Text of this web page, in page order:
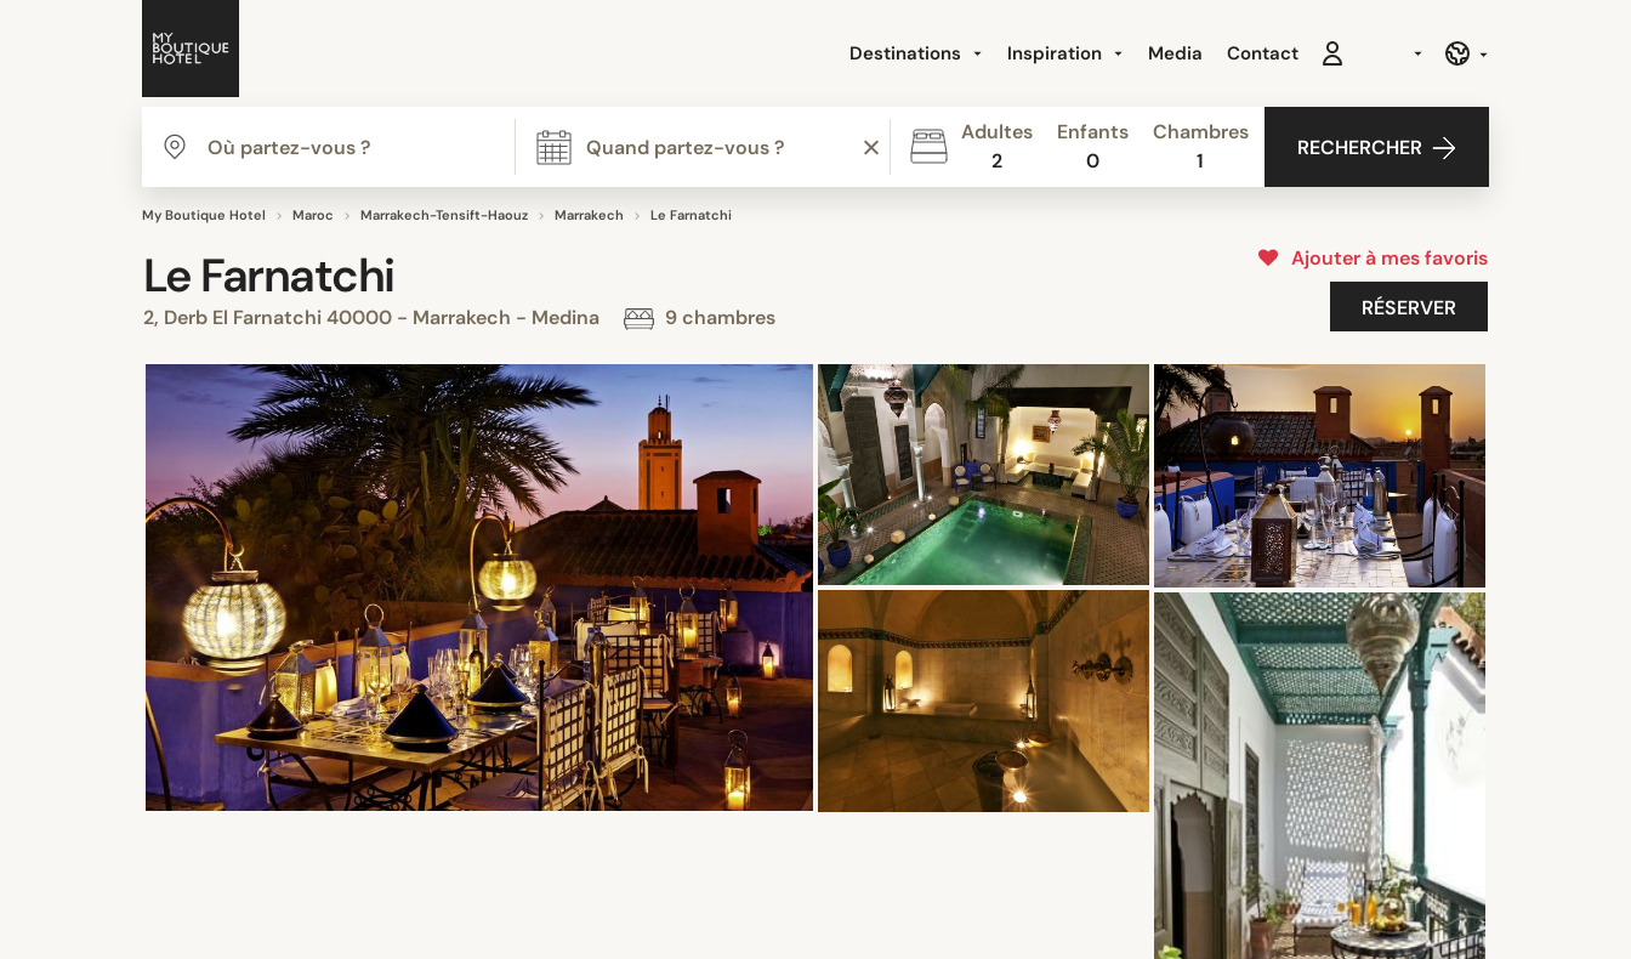
Destinations Inspiration Media Contact
Adultes
2
Enfants
0
Chambres
1
RECHERCHER
My Boutique Hotel Maroc Marrakech-Tensift-Haouz Marrakech Le Farnatchi
Le Farnatchi
2, Derb El Farnatchi 40000 - Marrakech - Medina 9 chambres
Ajouter à mes favoris
RÉSERVER